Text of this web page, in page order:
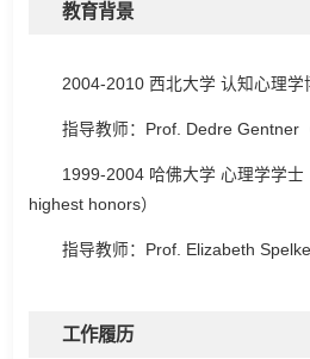
教育背景
2004-2010 西北大学 认知心理学
指导教师：Prof. Dedre Gentner
1999-2004 哈佛大学 心理学学
highest honors）
指导教师：Prof. Elizabeth
工作履历